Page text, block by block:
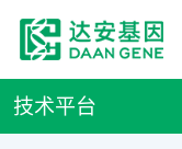
技术平台